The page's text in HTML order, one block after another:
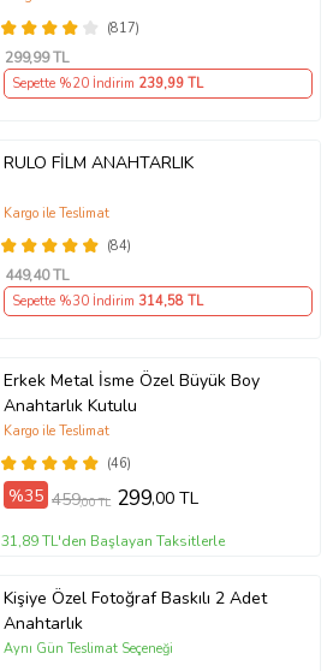
(817)
299,99 TL
Sepette %20 İndirim 239,99 TL
RULO FİLM ANAHTARLIK
(84)
Kargo ile Teslimat
449,40 TL
Sepette %30 İndirim 314,58 TL
Erkek Metal İsme Özel Büyük Boy
Anahtarlık Kutulu
(46)
Kargo ile Teslimat
%35 459,00 TL 299,00 TL
31,89 TL'den Başlayan Taksitlerle
Kişiye Özel Fotoğraf Baskılı 2 Adet
Anahtarlık
Aynı Gün Teslimat Seçeneği